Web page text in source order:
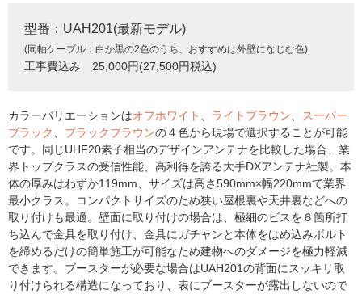
型番：UAH201(最新モデル)
(同軸ケーブル：白か黒の2色のうち、おすすめは外壁になじむ色)
工事費込み 25,000円(27,500円税込)
カラーバリエーションはオフホワイト 、 ライトブラウン、 スーパー
ブラック、 ブラックブラウンの４色から現場で選択することが可能
です。同じUHF20素子相当のデザインアンテナを比較した場合、業
界トップクラスの受信性能、高利得を誇る大手DXアンテナ社製。本
体の厚みはわずか119mm、サイズは高さ590mm×幅220mmで業界
最小クラス。コンパクトサイズのため狭い屋根裏や天井裏などへの
取り付けも最適。壁面に取り付けの場合は、極細のビスを６箇所打
ち込んで金具を取り付け、金具にガチャンと本体をはめ込みボルト
を締めるだけの簡単施工が可能なため建物へのダメージを極力軽減
できます。ブースターが必要な場合はUAH201の背面にスッキリ取
り付けられる構造になっており、表にブースターが露出しないので